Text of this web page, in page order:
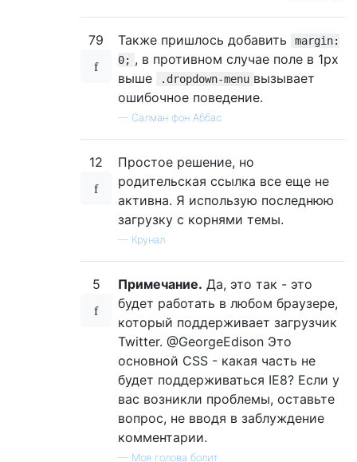
79 Также пришлось добавить
margin:
0; , в противном случае поле в 1px
выше
.dropdown-menu вызывает
ошибочное поведение.
— Салман фон Аббас
12
Простое решение, но
родительская ссылка все еще не
активна. Я использую последнюю
загрузку с корнями темы.
— Крунал
5 Примечание. Да, это так - это
будет работать в любом браузере,
который поддерживает загрузчик
Twitter. @GeorgeEdison Это
основной CSS - какая часть не
будет поддерживаться IE8? Если у
вас возникли проблемы, оставьте
вопрос, не вводя в заблуждение
комментарии.
— Моя голова болит